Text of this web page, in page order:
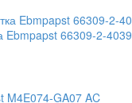
Ebmpapst 66309-2-4039